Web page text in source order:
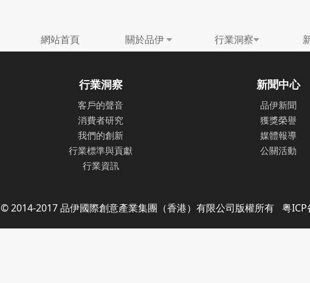
網站首頁 關於品伊 行業洞察
行業洞察
客戶的聲音
消費者研究
我們的創新
行業標準與貢獻
行業資訊
新聞中心
品伊新聞
獲獎榮譽
媒體報導
公關活動
© 2014-2017 品伊國際創意產業集團（香港）有限公司版權所有 粤